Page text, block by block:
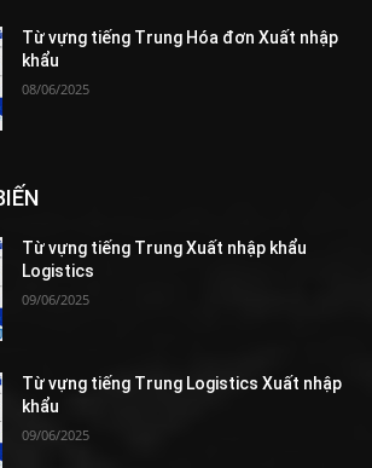
Từ vựng tiếng Trung Hóa đơn Xuất nhập
khẩu
08/06/2025
Từ vựng tiếng Trung Xuất nhập khẩu
Logistics
09/06/2025
Từ vựng tiếng Trung Logistics Xuất nhập
khẩu
09/06/2025